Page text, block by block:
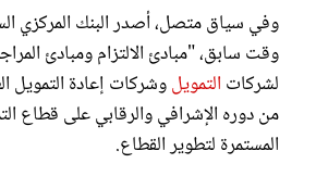
وفي سياق متصل، أصدر البنك المركزي
وقت سابق، "مبادئ الالتزام ومبادئ
لشركات التمويلوشركات إعادة التمويل
من دوره الإشرافي والرقابي على قطاع
المستمرة لتطوير القطاع.